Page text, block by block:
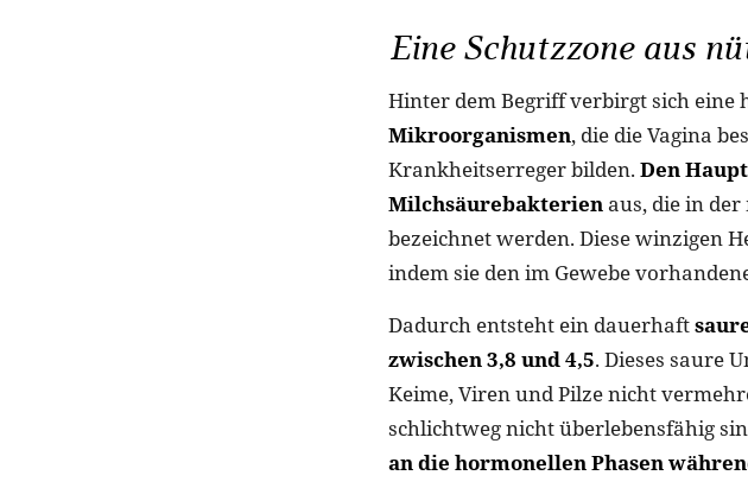
Eine Schutzzone aus
Hinter dem Begriff verbirgt sich eine
Mikroorganismen, die die Vagina
Krankheitserreger bilden. Den
Milchsäurebakterien aus, die in
bezeichnet werden. Diese winzigen
indem sie den im Gewebe
Dadurch entsteht ein dauerhaft
zwischen 3,8 und 4,5. Dieses saure
Keime, Viren und Pilze nicht
schlichtweg nicht überlebensfähig
an die hormonellen Phasen